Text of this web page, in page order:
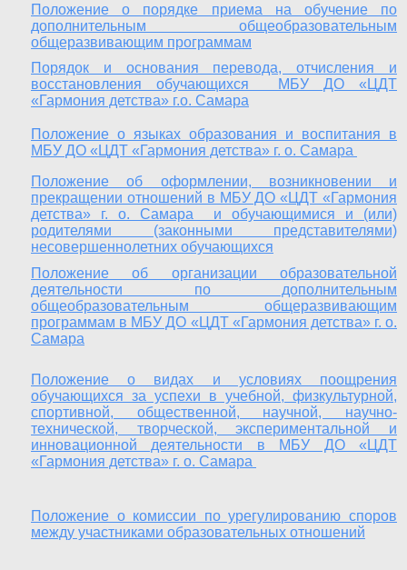
Положение о порядке приема на обучение по
дополнительным общеобразовательным
общеразвивающим программам
Порядок и основания перевода, отчисления и
восстановления обучающихся МБУ ДО «ЦДТ
«Гармония детства» г.о. Самара
Положение о языках образования и воспитания в
МБУ ДО «ЦДТ «Гармония детства» г. о. Самара
Положение об оформлении, возникновении и
прекращении отношений в МБУ ДО «ЦДТ «Гармония
детства» г. о. Самара и обучающимися и (или)
родителями (законными представителями)
несовершеннолетних обучающихся
Положение об организации образовательной
деятельности по дополнительным
общеобразовательным общеразвивающим
программам в МБУ ДО «ЦДТ «Гармония детства» г. о.
Самара
Положение о видах и условиях поощрения
обучающихся за успехи в учебной, физкультурной,
спортивной, общественной, научной, научно-
технической, творческой, экспериментальной и
инновационной деятельности в МБУ ДО «ЦДТ
«Гармония детства» г. о. Самара
Положение о комиссии по урегулированию споров
между участниками образовательных отношений